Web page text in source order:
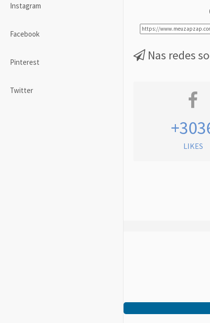
Instagram
Facebook
Pinterest
Twitter
Nas redes
LIKES